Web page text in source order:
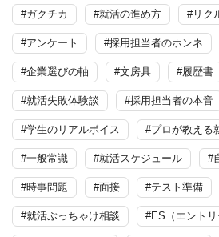
#ガクチカ #就活の進め方 #リク
#アンケート #採用担当者のホンネ
#企業選びの軸 #文房具 #履歴書
#就活失敗体験談 #採用担当者の本音
#学生のリアルボイス #プロが教える
#一般常識 #就活スケジュール #
#時事問題 #面接 #テスト準備
#就活ぶっちゃけ相談 #ES（エントリ